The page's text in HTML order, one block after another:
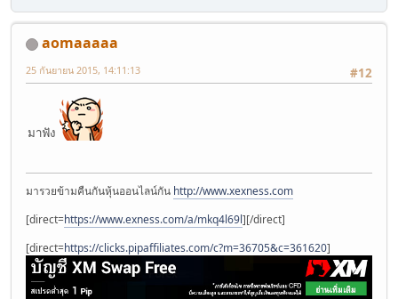
aomaaaaa
#12
25 กันยายน 2015, 14:11:13
มาฟัง
มารวยข้ามคืนกันหุ้นออนไลน์กัน http://www.xexness.com
[direct=https://www.exness.com/a/mkq4l69l][/direct]
[direct=https://clicks.pipaffiliates.com/c?m=36705&c=361620]